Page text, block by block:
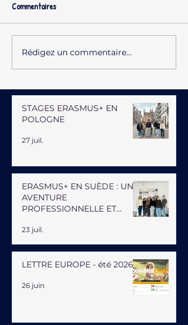
Commentaires
Rédigez un commentaire...
STAGES ERASMUS+ EN
POLOGNE
27 juil.
ERASMUS+ EN SUÈDE : UNE
AVENTURE
PROFESSIONNELLE ET
23 juil.
LETTRE EUROPE - été 2026
26 juin